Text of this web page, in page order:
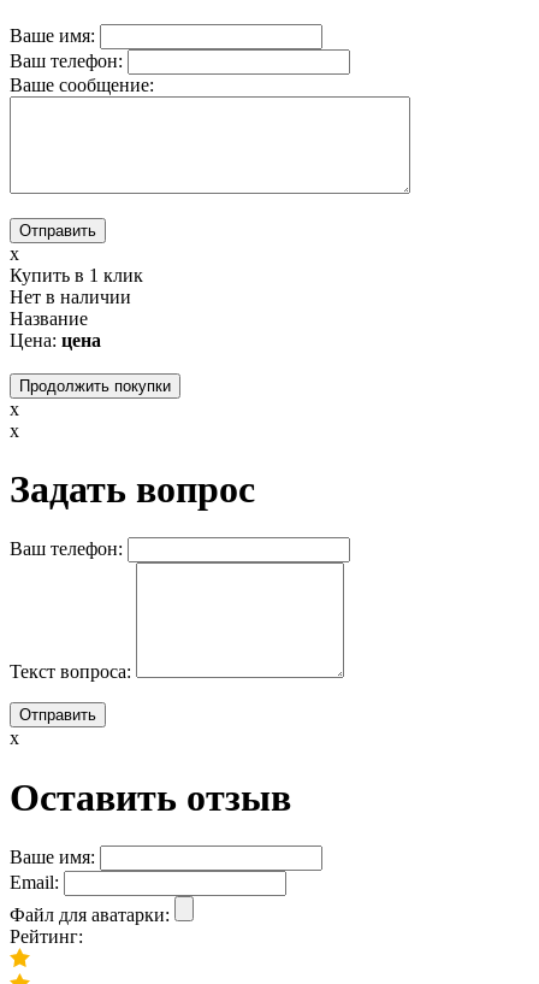
Ваше имя:
Ваш телефон:
Вашe сообщение:
x
Купить в 1 клик
Нет в наличии
Название
Цена: цена
Продолжить покупки
x
x
Задать вопрос
Ваш телефон:
Текст вопроса:
x
Оставить отзыв
Ваше имя:
Email:
Файл для аватарки:
Рейтинг: